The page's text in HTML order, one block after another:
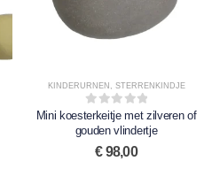
KINDERURNEN , STERRENKINDJE
0out of 5
Mini koesterkeitje met zilveren of
gouden vlindertje
€98,00